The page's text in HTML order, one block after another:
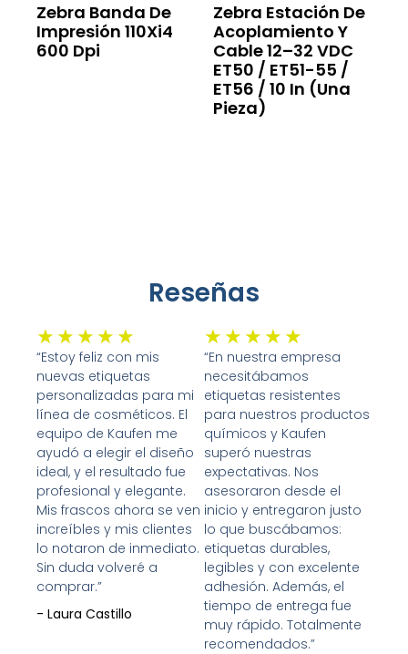
Zebra Banda De
Impresión 110Xi4
600 Dpi
Zebra Estación De
Acoplamiento Y
Cable 12–32 VDC
ET50 / ET51-55 /
ET56 / 10 In (una
Pieza)
Reseñas
★ ★ ★ ★ ★ Valorado
con
5
de
5
“Estoy feliz con mis
nuevas etiquetas
personalizadas para mi
línea de cosméticos. El
equipo de Kaufen me
ayudó a elegir el diseño
ideal, y el resultado fue
profesional y elegante.
Mis frascos ahora se ven
increíbles y mis clientes
lo notaron de inmediato.
Sin duda volveré a
comprar.”
- Laura Castillo
★ ★ ★ ★ ★
con
5
de
5
“En nuestra empresa
necesitábamos
etiquetas resistentes
para nuestros productos
químicos y Kaufen
superó nuestras
expectativas. Nos
asesoraron desde el
inicio y entregaron justo
lo que buscábamos:
etiquetas durables,
legibles y con excelente
adhesión. Además, el
tiempo de entrega fue
muy rápido. Totalmente
recomendados.”